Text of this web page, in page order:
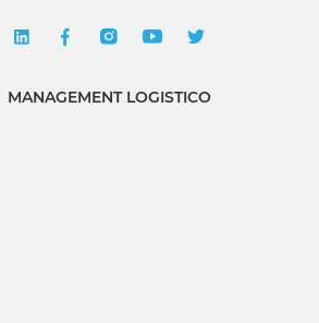
MANAGEMENT LOGISTICO